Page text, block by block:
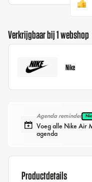
Verkrijgbaar bij 1 webshop
Nike
Agenda reminder
Voeg alle Nike Air
agenda
Productdetails